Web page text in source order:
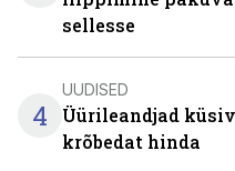
sellesse
4
UUDISED
Üürileandjad
krõbedat hinda